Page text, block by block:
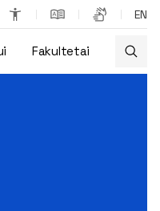
EN
Fakultetai